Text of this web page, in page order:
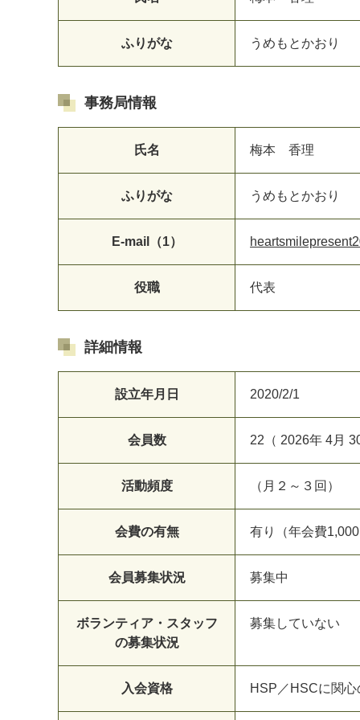
ふりがな うめもとかおり
事務局情報
氏名 梅本 香理
ふりがな うめもとかおり
E-mail（1）
役職 代表
詳細情報
設立年月日 2020/2/1
会員数 22（ 2026年 4月
活動頻度 （月２～３回）
会費の有無 有り（年会費1,000
会員募集状況 募集中
ボランティア・スタッフ
の募集状況
募集していない
入会資格 HSP／HSCに関